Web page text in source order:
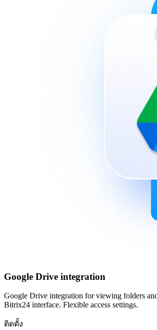
Google Drive integration
Google Drive integration for viewing folders
Bitrix24 interface. Flexible access settings.
ติดตั้ง